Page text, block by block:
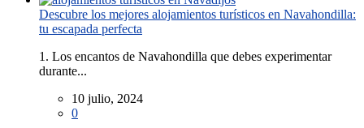
Descubre los mejores alojamientos turísticos en Navahondilla:
tu escapada perfecta
1. Los encantos de Navahondilla que debes experimentar
durante...
10 julio, 2024
0